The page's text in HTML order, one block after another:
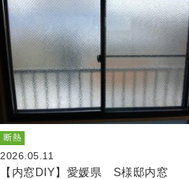
断熱
2026.05.11
【内窓DIY】愛媛県 S様邸内窓